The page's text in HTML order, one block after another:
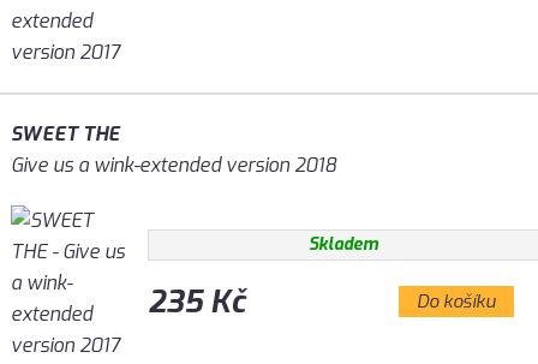
SWEET THE
Give us a wink-extended version 2018
Skladem
235 Kč Do košíku